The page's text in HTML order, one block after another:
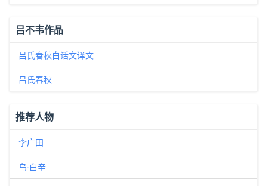
吕不韦作品
吕氏春秋白话文译文
吕氏春秋
推荐人物
李广田
乌·白辛